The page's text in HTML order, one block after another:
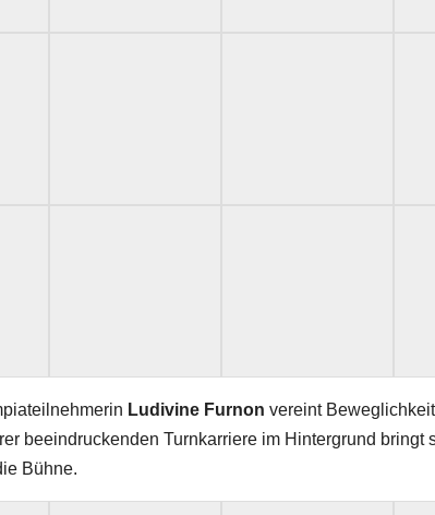
Ludivine Furnon vereint
beeindruckenden Turnkarriere im Hintergrund
Bühne.